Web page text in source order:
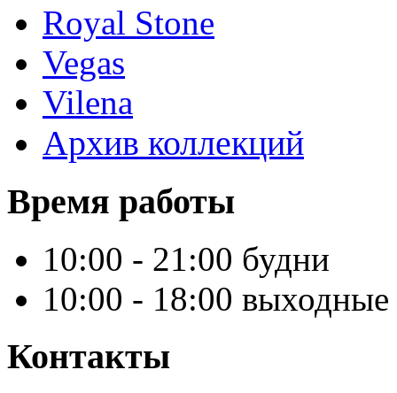
Royal Stone
Vegas
Vilena
Архив коллекций
Время работы
10:00 - 21:00 будни
10:00 - 18:00 выходные
Контакты